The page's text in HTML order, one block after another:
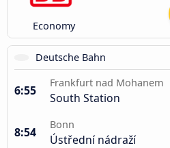
Economy
Deutsche Bahn
6:55
Frankfurt nad Mohanem
South Station
8:54
Bonn
Ústřední nádraží